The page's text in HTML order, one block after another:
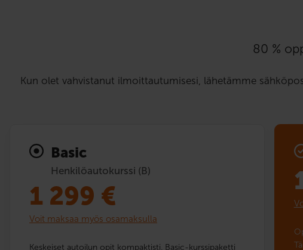
80 %
Kun olet vahvistanut ilmoittautumisesi, lähetämme
Basic
Henkilöautokurssi (B)
1 299 €
Voit maksaa myös osamaksulla
Keskeiset autoilun opit kompaktisti. Basic-kurssipaketti